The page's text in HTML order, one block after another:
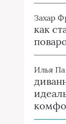
Захар
как
Илья